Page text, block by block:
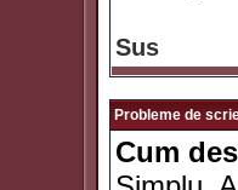
Sus
Probleme de
Cum